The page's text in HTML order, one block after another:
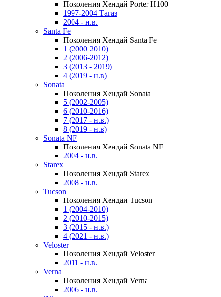
Поколения Хендай Porter H100
1997-2004 Тагаз
2004 - н.в.
Santa Fe
Поколения Хендай Santa Fe
1 (2000-2010)
2 (2006-2012)
3 (2013 - 2019)
4 (2019 - н.в)
Sonata
Поколения Хендай Sonata
5 (2002-2005)
6 (2010-2016)
7 (2017 - н.в.)
8 (2019 - н.в)
Sonata NF
Поколения Хендай Sonata NF
2004 - н.в.
Starex
Поколения Хендай Starex
2008 - н.в.
Tucson
Поколения Хендай Tucson
1 (2004-2010)
2 (2010-2015)
3 (2015 - н.в.)
4 (2021 - н.в.)
Veloster
Поколения Хендай Veloster
2011 - н.в.
Verna
Поколения Хендай Verna
2006 - н.в.